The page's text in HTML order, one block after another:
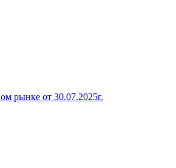
рынке от 30.07.2025г.